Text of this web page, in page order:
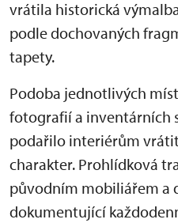
vrátila historická
podle dochovaných
tapety.
Podoba jednotlivých
fotografií a inventárních
podařilo interiérům
charakter. Prohlídková
původním mobiliářem a
dokumentující